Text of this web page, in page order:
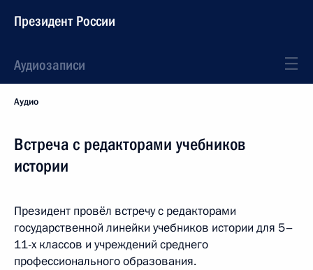
Президент России
Аудиозаписи
Аудио
Встреча с редакторами учебников
истории
Президент провёл встречу с редакторами
государственной линейки учебников истории для 5–
11-х классов и учреждений среднего
профессионального образования.